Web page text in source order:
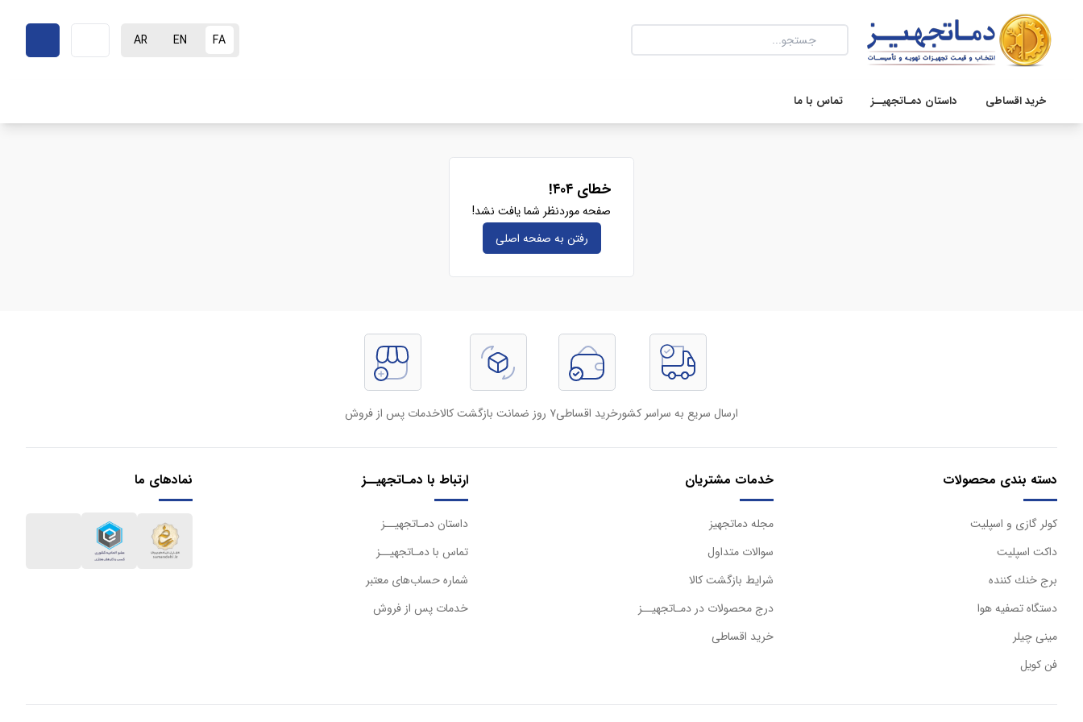
FA
EN
AR
خرید اقساطی داستان دمـاتجهیــز تماس با ما
خطای ۴۰۴!
صفحه موردنظر شما یافت نشد!
رفتن به صفحه‌ اصلی
ارسال سریع به سراسر کشورخرید اقساطی۷ روز ضمانت بازگشت کالا خدمات پس از فروش
دسته بندی محصولات
كولر گازی و اسپليت
داكت اسپليت
برج خنك كننده
دستگاه تصفيه هوا
مینی چیلر
فن کویل
خدمات مشتریان
مجله دماتجهیز
سوالات متداول
شرایط بازگشت کالا
درج محصولات در دمـاتجهیــز
خرید اقساطی
ارتباط با دمـاتجهیــز
داستان دمـاتجهیــز
تماس با دمـاتجهیــز
شماره حساب‌های معتبر
خدمات پس از فروش
نمادهای ما